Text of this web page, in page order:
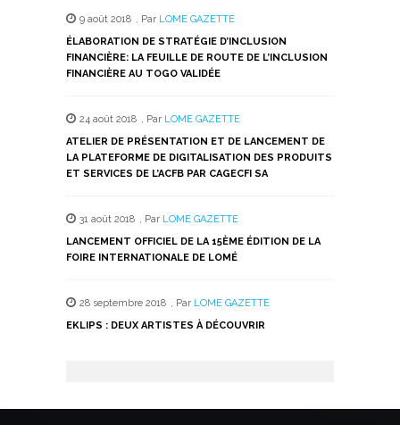
9 août 2018 Par LOME GAZETTE
ÉLABORATION DE STRATÉGIE D’INCLUSION
FINANCIÈRE: LA FEUILLE DE ROUTE DE L’INCLUSION
FINANCIÈRE AU TOGO VALIDÉE
24 août 2018 Par LOME GAZETTE
ATELIER DE PRÉSENTATION ET DE LANCEMENT DE
LA PLATEFORME DE DIGITALISATION DES PRODUITS
ET SERVICES DE L’ACFB PAR CAGECFI SA
31 août 2018 Par LOME GAZETTE
LANCEMENT OFFICIEL DE LA 15ÈME ÉDITION DE LA
FOIRE INTERNATIONALE DE LOMÉ
28 septembre 2018 Par LOME GAZETTE
EKLIPS : DEUX ARTISTES À DÉCOUVRIR